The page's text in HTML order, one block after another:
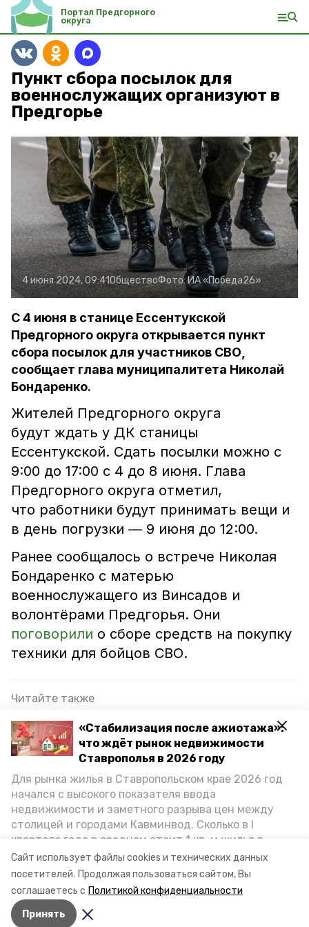
Сайт использует файлы cookies и технических данных
посетителей. Продолжая пользоваться сайтом, Вы
соглашаетесь с Политикой конфиденциальности
Принять
«Стабилизация после ажиотажа»:
что ждёт рынок недвижимости
Ставрополья в 2026 году
Для рынка жилья в Ставропольском крае 2026 год
начался с высокого показателя ввода
недвижимости и заметного разрыва цен между
столицей и городами Кавминвод. Сколько в I
квартале года в среднем стоит 1 кв. м жилья в
городах и округах региона, как изменился спрос на
первичку и вторичку, какова себестоимость
стройки собственного жилья в этом году и какие
прогнозы о стоимости квадратных метров дают
эксперты, выясняла корреспондент «Победы26».
Портал Предгорного
округа
Пункт сбора посылок для
военнослужащих организуют в
Предгорье
4 июня 2024, 09:41ОбществоФото:ИА «Победа26»
С 4 июня в станице Ессентукской
Предгорного округа открывается пункт
сбора посылок для участников СВО,
сообщает глава муниципалитета Николай
Бондаренко.
Жителей Предгорного округа
будут ждать у ДК станицы
Ессентукской. Сдать посылки можно с
9:00 до 17:00 с 4 до 8 июня. Глава
Предгорного округа отметил,
что работники будут принимать вещи и
в день погрузки — 9 июня до 12:00.
Ранее сообщалось о встрече Николая
Бондаренко с матерью
военнослужащего из Винсадов и
волонтёрами Предгорья. Они
поговорили о сборе средств на покупку
техники для бойцов СВО.
Читайте также
Средства с благотворительного концерта в
Предгорье направят бойцам СВО
Жителя Предгорного округа наградили
Георгиевским крестом за участие в СВО
Конный переход в поддержку бойцов СВО
прошёл в Предгорном округе
сво предгорный округ
станица есссентукская